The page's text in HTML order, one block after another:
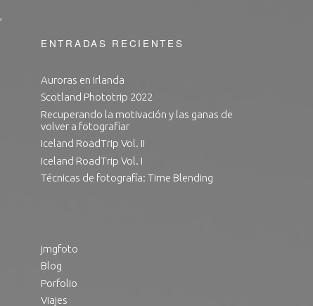
ENTRADAS RECIENTES
Auroras en Irlanda
Scotland Phototrip 2022
Recuperando la motivación y las ganas de
volver a fotografiar
Iceland RoadTrip Vol. II
Iceland RoadTrip Vol. I
Técnicas de fotografía: Time Blending
jmgfoto
Blog
Porfolio
Viajes